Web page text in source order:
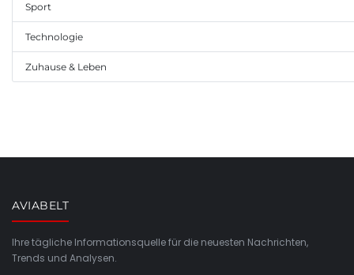
Sport
Technologie
Zuhause & Leben
AVIABELT
Ihre tägliche Informationsquelle für die neuesten Nachrichten,
Trends und Analysen.